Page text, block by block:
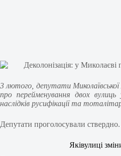
3 лютого, депутати Миколаївської
про перейменування двох
наслідків русифікації та
Депутати проголосували
Яківулиці